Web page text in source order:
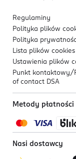
Regulaminy
Polityka plików
Polityka
Lista plików cookies
Ustawienia plików
Punkt kontaktowy/
of contact DSA
Metody płatności
Nasi dostawcy